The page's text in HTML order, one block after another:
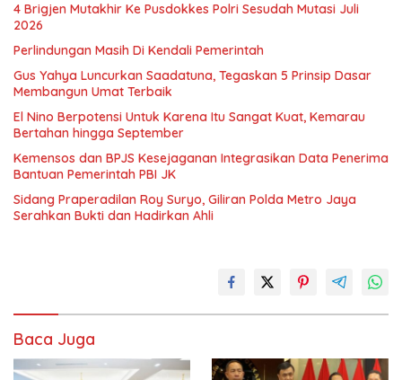
4 Brigjen Mutakhir Ke Pusdokkes Polri Sesudah Mutasi Juli
2026
Perlindungan Masih Di Kendali Pemerintah
Gus Yahya Luncurkan Saadatuna, Tegaskan 5 Prinsip Dasar
Membangun Umat Terbaik
El Nino Berpotensi Untuk Karena Itu Sangat Kuat, Kemarau
Bertahan hingga September
Kemensos dan BPJS Kesejaganan Integrasikan Data Penerima
Bantuan Pemerintah PBI JK
Sidang Praperadilan Roy Suryo, Giliran Polda Metro Jaya
Serahkan Bukti dan Hadirkan Ahli
Baca Juga